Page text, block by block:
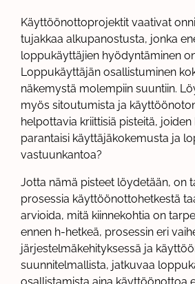
Käyttöönottoprojektit vaativat
tujakkaa alkupanostusta, jonka
loppukäyttäjien hyödyntäminen
Loppukäyttäjän osallistuminen
näkemystä molempiin suuntiin.
myös sitoutumista ja
helpottavia kriittisiä pisteitä,
parantaisi käyttäjäkokemusta ja
vastuunkantoa?
Jotta nämä pisteet löydetään, on
prosessia käyttöönottohetkestä
arvioida, mitä kiinnekohtia on
ennen h-hetkeä, prosessin eri
järjestelmäkehityksessä ja
suunnitelmallista, jatkuvaa